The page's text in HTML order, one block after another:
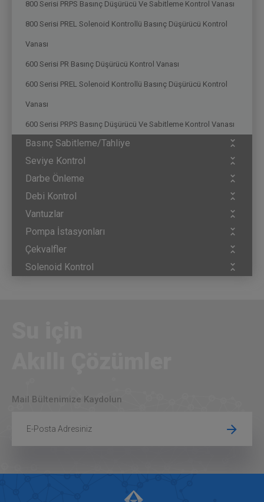
800 Serisi PRPS Basınç Düşürücü Ve Sabitleme Kontrol Vanası
800 Serisi PREL Solenoid Kontrollü Basınç Düşürücü Kontrol
Vanası
600 Serisi PR Basınç Düşürücü Kontrol Vanası
600 Serisi PREL Solenoid Kontrollü Basınç Düşürücü Kontrol
Vanası
600 Serisi PRPS Basınç Düşürücü Ve Sabitleme Kontrol Vanası
Basınç Sabitleme/Tahliye
Seviye Kontrol
Darbe Önleme
Debi Kontrol
Vantuzlar
Pompa İstasyonları
Çekvalfler
Solenoid Kontrol
Mail Bültenimize Kaydolun